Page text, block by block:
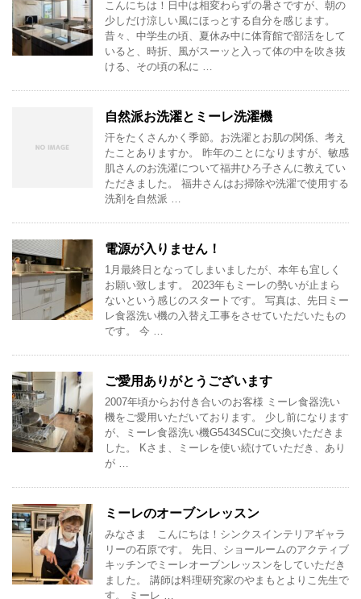
こんにちは！日中は相変わらずの暑さですが、朝の
少しだけ涼しい風にほっとする自分を感じます。
昔々、中学生の頃、夏休み中に体育館で部活をして
いると、時折、風がスーッと入って体の中を吹き抜
ける、その頃の私に …
自然派お洗濯とミーレ洗濯機
汗をたくさんかく季節。お洗濯とお肌の関係、考え
たことありますか。 昨年のことになりますが、敏感
肌さんのお洗濯について福井ひろ子さんに教えてい
ただきました。 福井さんはお掃除や洗濯で使用する
洗剤を自然派 …
電源が入りません！
1月最終日となってしまいましたが、本年も宜しく
お願い致します。 2023年もミーレの勢いが止まら
ないという感じのスタートです。 写真は、先日ミー
レ食器洗い機の入替え工事をさせていただいたもの
です。 今 …
ご愛用ありがとうございます
2007年頃からお付き合いのお客様 ミーレ食器洗い
機をご愛用いただいております。 少し前になります
が、ミーレ食器洗い機G5434SCuに交換いただきま
した。 Kさま、ミーレを使い続けていただき、あり
が …
ミーレのオーブンレッスン
みなさま こんにちは！シンクスインテリアギャラ
リーの石原です。 先日、ショールームのアクティブ
キッチンでミーレオーブンレッスンをしていただき
ました。 講師は料理研究家のやまもとよりこ先生で
す。 ミーレ …